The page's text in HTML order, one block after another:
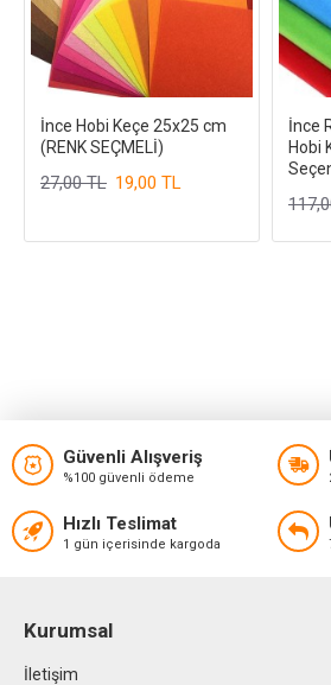
İnce Hobi Keçe 25x25 cm
(RENK SEÇMELİ)
19,00 TL
27,00 TL
İnce
Hobi
Güvenli Alışveriş
%100 güvenli ödeme
Hızlı Teslimat
1 gün içerisinde kargoda
Kurumsal
İletişim